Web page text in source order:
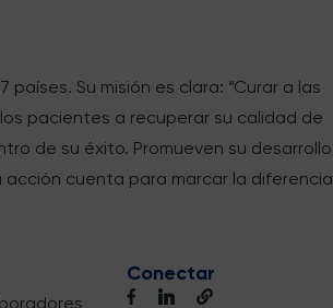
Su misión es clara: “Curar a las
pacientes a recuperar su calidad de
de su éxito. Promueven su desarrollo
cuenta para marcar la diferencia
Conectar